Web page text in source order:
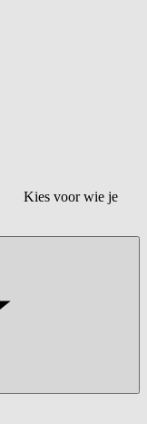
Kies voor wie je